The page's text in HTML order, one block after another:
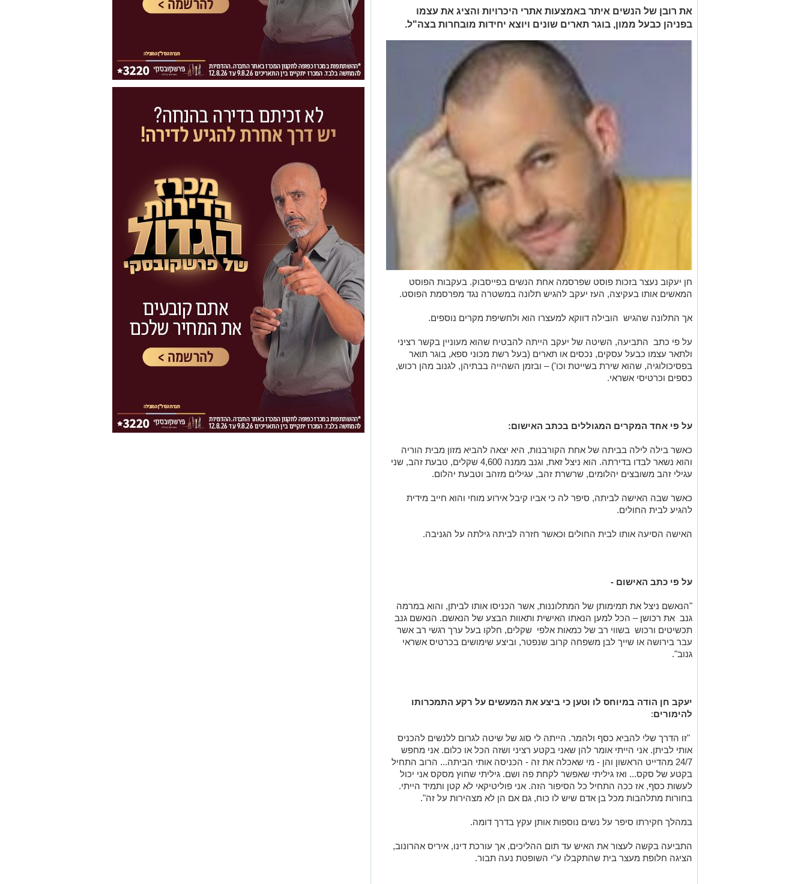
את רובן של הנשים איתר באמצעות אתרי היכרויות והציג את עצמו
בפניהן כבעל ממון, בוגר תארים שונים ויוצא יחידות מובחרות בצה"ל.
חן יעקוב נעצר בזכות פוסט שפרסמה אחת הנשים בפייסבוק. בעקבות הפוסט
המאשים אותו בעקיצה, העז יעקב להגיש תלונה במשטרה נגד מפרסמת הפוסט.
אך התלונה שהגיש הובילה דווקא למעצרו הוא ולחשיפת מקרים נוספים.
על פי כתב התביעה, השיטה של יעקב הייתה להבטיח שהוא מעוניין בקשר רציני
ולתאר עצמו כבעל עסקים, נכסים או תארים (בעל רשת מכוני ספא, בוגר תואר
בפסיכולוגיה, שהוא שירת בשייטת וכו') – ובזמן השהייה בבתיהן, לגנוב מהן רכוש,
כספים וכרטיסי אשראי.
על פי אחד המקרים המגוללים בכתב האישום:
כאשר בילה לילה בביתה של אחת הקורבנות, היא יצאה להביא מזון מבית הוריה
והוא נשאר לבדו בדירתה. הוא ניצל זאת, וגנב ממנה 4,600 שקלים, טבעת זהב, שני
עגילי זהב משובצים יהלומים, שרשרת זהב, עגילים מזהב וטבעת יהלום.
כאשר שבה האישה לביתה, סיפר לה כי אביו קיבל אירוע מוחי והוא חייב מידית
להגיע לבית החולים.
האישה הסיעה אותו לבית החולים וכאשר חזרה לביתה גילתה על הגניבה.
על פי כתב האישום -
"הנאשם ניצל את תמימותן של המתלוננות, אשר הכניסו אותו לביתן, והוא במרמה
גנב את רכושן – הכל למען הנאתו האישית ותאוות הבצע של הנאשם. הנאשם גנב
תכשיטים ורכוש בשווי רב של כמאות אלפי שקלים, חלקו בעל ערך רגשי רב אשר
עבר בירושה או שייך לבן משפחה קרוב שנפטר, וביצע שימושים בכרטיס אשראי
גנוב".
יעקב חן הודה במיוחס לו וטען כי ביצע את המעשים על רקע התמכרותו
להימורים:
"זו הדרך שלי להביא כסף ולהמר. הייתה לי סוג של שיטה לגרום ללנשים להכניס
אותי לביתן. אני הייתי אומר להן שאני בקטע רציני ושזה הכל או כלום. אני מחפש
24/7 מהדייט הראשון והן - מי שאכלה את זה - הכניסה אותי הביתה... הרוב התחיל
בקטע של סקס... ואז גיליתי שאפשר לקחת פה ושם. גיליתי שחוץ מסקס אני יכול
לעשות כסף, אז ככה התחיל כל הסיפור הזה. אני פוליטיקאי לא קטן ותמיד הייתי.
בחורות מתלהבות מכל בן אדם שיש לו כוח, גם אם הן לא מצהירות על זה".
במהלך חקירתו סיפר על נשים נוספות אותן עקץ בדרך דומה.
התביעה בקשה לעצור את האיש עד תום ההליכים, אך עורכת דינו, איריס אהרונוב,
הציגה חלופת מעצר בית שהתקבלו ע"י השופטת נעה תבור.